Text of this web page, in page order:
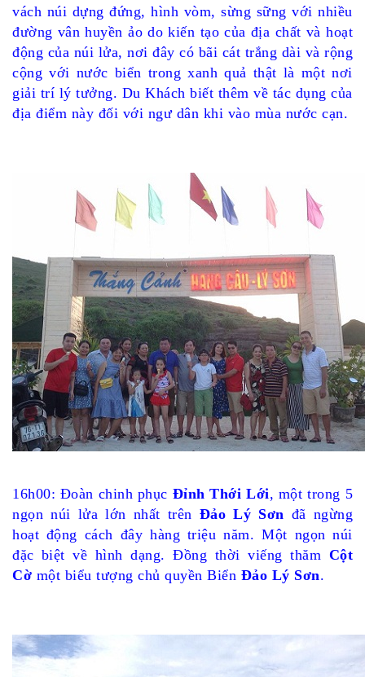
vách núi dựng đứng, hình vòm, sừng sững với nhiều
đường vân huyền ảo do kiến tạo của địa chất và hoạt
động của núi lửa, nơi đây có bãi cát trắng dài và rộng
cộng với nước biển trong xanh quả thật là một nơi
giải trí lý tưởng. Du Khách biết thêm về tác dụng của
địa điểm này đối với ngư dân khi vào mùa nước cạn.
16h00: Đoàn chinh phục Đỉnh Thới Lới, một trong 5
ngọn núi lửa lớn nhất trên Đảo Lý Sơn đã ngừng
hoạt động cách đây hàng triệu năm. Một ngọn núi
đặc biệt về hình dạng. Đồng thời viếng thăm Cột
Cờ một biểu tượng chủ quyền Biển Đảo Lý Sơn.